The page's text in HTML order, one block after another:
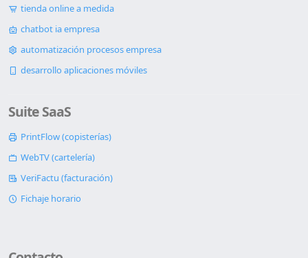
tienda online a medida
chatbot ia empresa
automatización procesos empresa
desarrollo aplicaciones móviles
Suite SaaS
PrintFlow (copisterías)
WebTV (cartelería)
VeriFactu (facturación)
Fichaje horario